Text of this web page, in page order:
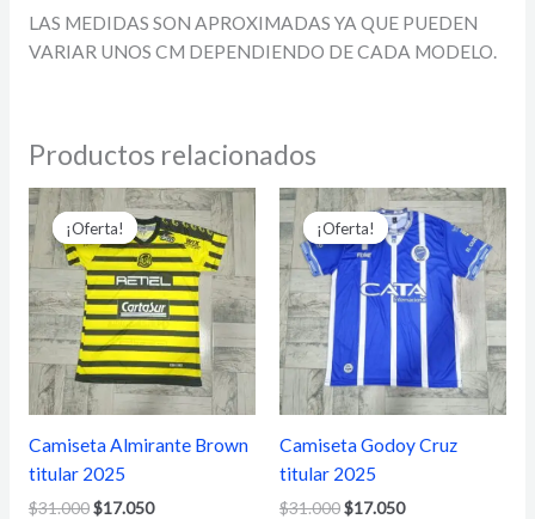
LAS MEDIDAS SON APROXIMADAS YA QUE PUEDEN
VARIAR UNOS CM DEPENDIENDO DE CADA MODELO.
Productos relacionados
¡Oferta!
¡Oferta!
Camiseta Almirante Brown
titular 2025
$31.000
El
precio
original
era:
$31.000.
$17.050
El
precio
actual
es:
$17.050.
¡Oferta!
¡Oferta!
Camiseta Godoy Cruz
titular 2025
$31.000
El
precio
original
era:
$31.000.
$17.050
El
precio
actual
es:
$17.050.